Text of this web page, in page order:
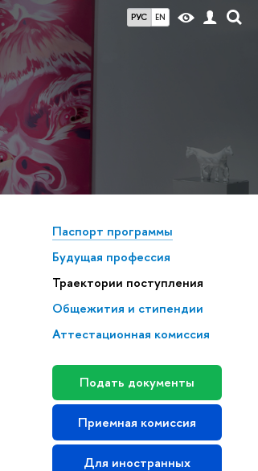
РУС EN
Паспорт программы
Будущая профессия
Траектории поступления
Общежития и стипендии
Аттестационная комиссия
Подать документы
Приемная комиссия
Для иностранных